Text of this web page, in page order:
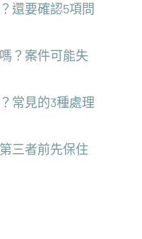
還要確認5項問
？案件可能失
常見的3種處理
三者前先保住